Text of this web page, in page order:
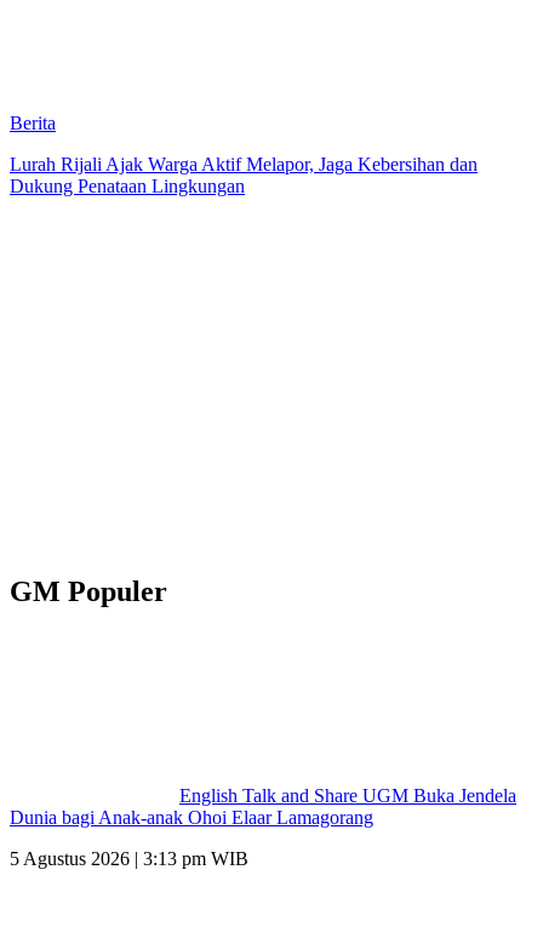
Berita
Lurah Rijali Ajak Warga Aktif Melapor, Jaga Kebersihan dan
Dukung Penataan Lingkungan
GM Populer
English Talk and Share UGM Buka Jendela
Dunia bagi Anak-anak Ohoi Elaar Lamagorang
5 Agustus 2026 | 3:13 pm WIB